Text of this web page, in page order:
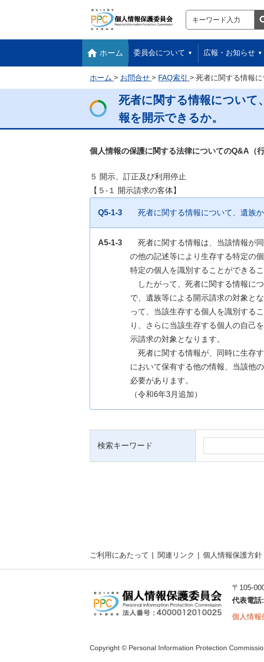
フッターへ移動します サイト内検索
検索
ホーム 委員会について 広報・お知らせ
ホーム お問合せ FAQ索引 死者に関する情報
死者に関する情報について
報を開示できるか。
個人情報の保護に関する法律についてのQ&A（行
５ 開示、訂正及び利用停止
【５-１ 開示請求の客体】
Q5-1-3 死者に関する情報について、遺族
A5-1-3
死者に関する情報は、当該情報が
の他の記述等により生存する特定の
特定の個人を識別することができる
したがって、死者に関する情報に
で、遺族等による開示請求の対象と
って、当該生存する個人を識別する
り、さらに当該生存する個人の自己
示請求の対象となります。
死者に関する情報が、同時に生存
において保有する他の情報、当該他
必要があります。
（令和6年3月追加）
検索キーワード
ご利用にあたって 関連リンク 個人情報保護方針
〒105-
代表電話:
個人情報
Copyright © Personal Information Protection